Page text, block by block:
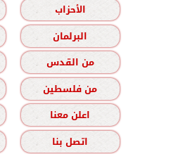
الأحزاب
البرلمان
من القدس
من فلسطين
اعلن معنا
اتصل بنا